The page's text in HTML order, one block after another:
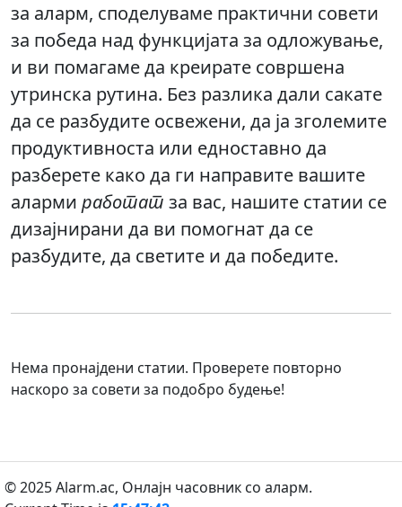
за аларм, споделуваме практични совети
за победа над функцијата за одложување,
и ви помагаме да креирате совршена
утринска рутина. Без разлика дали сакате
да се разбудите освежени, да ја зголемите
продуктивноста или едноставно да
разберете како да ги направите вашите
аларми работат за вас, нашите статии се
дизајнирани да ви помогнат да се
разбудите, да светите и да победите.
Нема пронајдени статии. Проверете повторно
наскоро за совети за подобро будење!
© 2025 Alarm.ac, Онлајн часовник со аларм.